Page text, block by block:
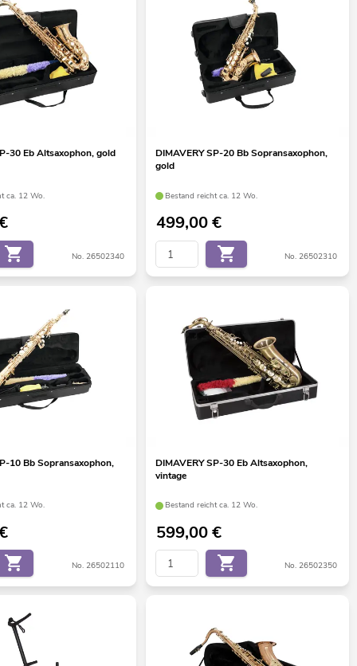
30 Eb Altsaxophon, gold
ca. 12 Wo.
No. 26502340
DIMAVERY SP-20 Bb Sopransaxophon,
gold
Bestand reicht ca. 12 Wo.
499,00€
No. 26502310
10 Bb Sopransaxophon,
ca. 12 Wo.
No. 26502110
DIMAVERY SP-30 Eb Altsaxophon,
vintage
Bestand reicht ca. 12 Wo.
599,00€
No. 26502350